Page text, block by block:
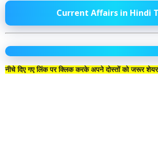
Current Affairs in Hindi
नीचे दिए गए लिंक पर क्लिक करके अपने दोस्तों को जरूर